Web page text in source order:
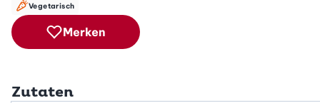
Vegetarisch
Merken
Zutaten